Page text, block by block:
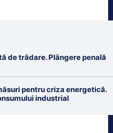
de trădare. Plângere penală
pentru criza energetică.
industrial